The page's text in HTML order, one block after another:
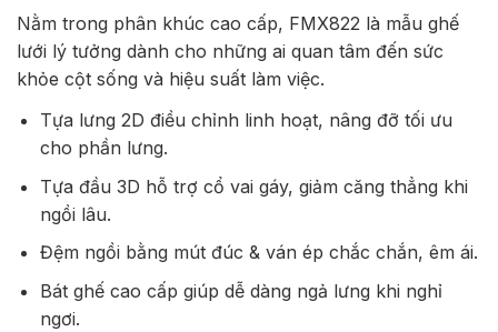
Nằm trong phân khúc cao cấp, FMX822 là mẫu ghế
lưới lý tưởng dành cho những ai quan tâm đến sức
khỏe cột sống và hiệu suất làm việc.
Tựa lưng 2D điều chỉnh linh hoạt, nâng đỡ tối ưu
cho phần lưng.
Tựa đầu 3D hỗ trợ cổ vai gáy, giảm căng thẳng khi
ngồi lâu.
Đệm ngồi bằng mút đúc & ván ép chắc chắn, êm ái.
Bát ghế cao cấp giúp dễ dàng ngả lưng khi nghỉ
ngơi.